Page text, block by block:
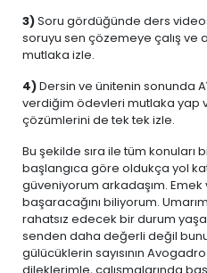
3)Soru gördüğünde ders
soruyu sen çözemeye çalış ve
mutlaka izle.
4)Dersin ve ünitenin sonunda
verdiğim ödevleri mutlaka yap
çözümlerini de tek tek izle.
Bu şekilde sıra ile tüm konuları
başlangıca göre oldukça yol
güveniyorum arkadaşım.
başaracağını biliyorum.
rahatsız edecek bir durum
senden daha değerli değil
gülücüklerin sayısının